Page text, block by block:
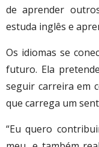
de aprender
estuda inglês e
Os idiomas se
futuro. Ela
seguir carreira em
que carrega um
“Eu quero